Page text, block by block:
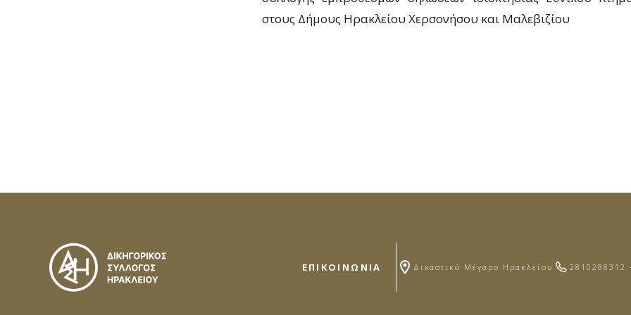
στους Δήμους Ηρακλείου Χερσονήσου και Μαλεβιζίου
ΕΠΙΚΟΙΝΩΝΙΑ Δικαστικό Μέγαρο Ηρακλείου 2810288312